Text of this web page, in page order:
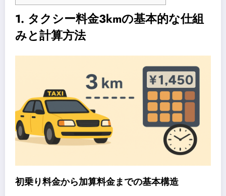
1. タクシー料金3kmの基本的な仕組
みと計算方法
初乗り料金から加算料金までの基本構造